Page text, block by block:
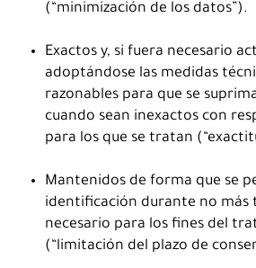
(“minimización de los datos”).
Exactos y, si fuera necesario
adoptándose las medidas
razonables para que se
cuando sean inexactos con
para los que se tratan
Mantenidos de forma que se
identificación durante no más
necesario para los fines del
(“limitación del plazo de